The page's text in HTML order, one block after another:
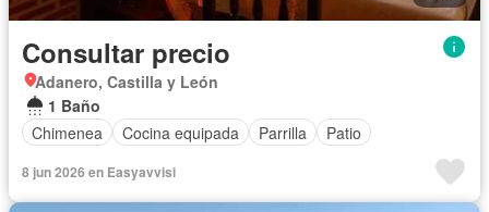
Consultar precio
Adanero, Castilla y León
1 Baño
Chimenea
Cocina equipada Parrilla Patio
8 jun 2026 en Easyavvisi